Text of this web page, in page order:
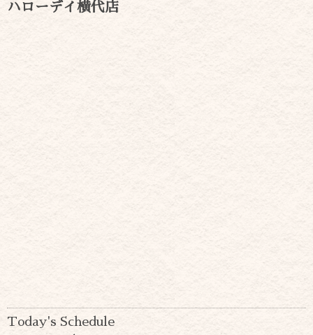
ハローデイ横代店
Today's Schedule